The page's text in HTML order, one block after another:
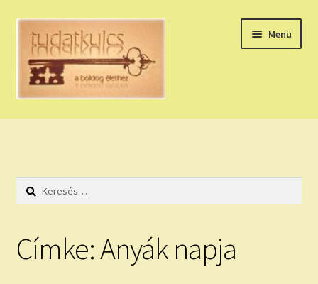
Ugrás
navigációhoz
Kilépés
tartalomba
Menü
HÚZZ EGY KÁRTYÁT!
HOLDNAPTÁR
Keresés:
Címke:Anyák napja